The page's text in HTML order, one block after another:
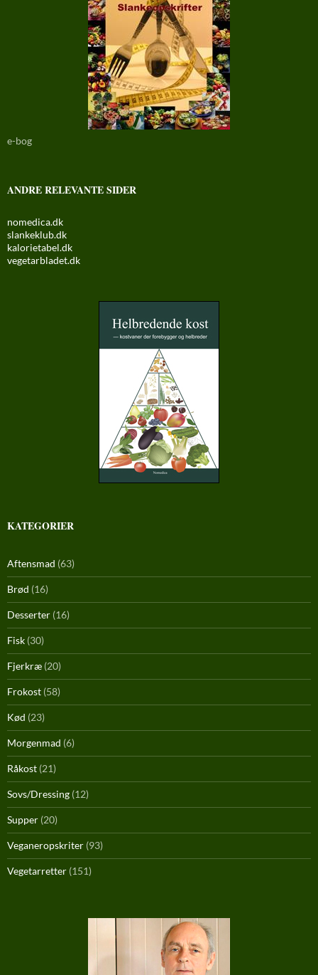
e-bog
ANDRE RELEVANTE SIDER
nomedica.dk
slankeklub.dk
kalorietabel.dk
vegetarbladet.dk
KATEGORIER
Aftensmad (63)
Brød (16)
Desserter (16)
Fisk (30)
Fjerkræ (20)
Frokost (58)
Kød (23)
Morgenmad (6)
Råkost (21)
Sovs/Dressing (12)
Supper (20)
Veganeropskriter (93)
Vegetarretter (151)